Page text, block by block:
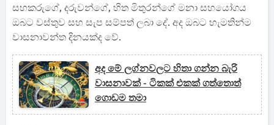
සහකරුගේ, දරුවන්ගේ, හිත මිතුරන්ගේ මනා සහයෝගය
ඔබට වස්තුව සහ සැප සම්පත් ලබා දේ. අද ඔබට හැමතින්ම
වාසනාවන්ත දිනයක්ද වේ.
අද මේ ලග්නවලට හිතා ගන්න බැරි
වාසනාවක් - ටිකක් එකක් ගත්තොත්
ගොඩම තමා